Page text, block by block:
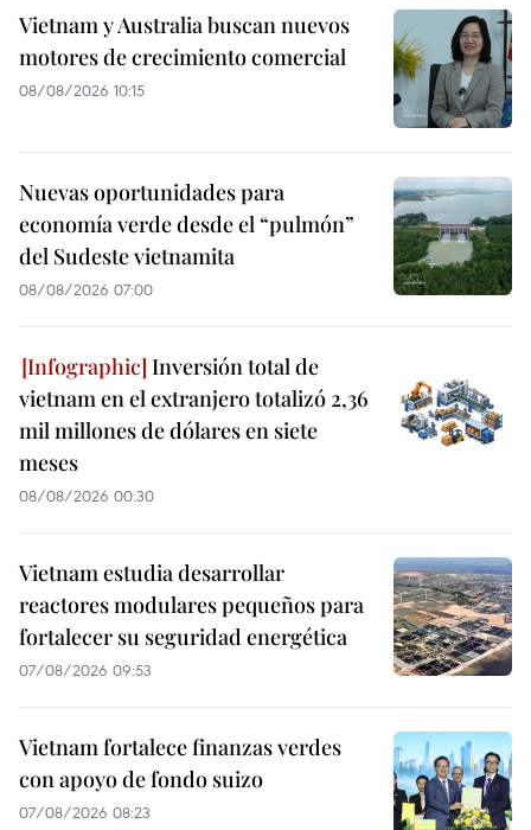
Vietnam y Australia buscan nuevos
motores de crecimiento comercial
08/08/2026 10:15
Nuevas oportunidades para
economía verde desde el “pulmón”
del Sudeste vietnamita
08/08/2026 07:00
Inversión total de
vietnam en el extranjero totalizó 2,36
mil millones de dólares en siete
meses
08/08/2026 00:30
Vietnam estudia desarrollar
reactores modulares pequeños para
fortalecer su seguridad energética
07/08/2026 09:53
Vietnam fortalece finanzas verdes
con apoyo de fondo suizo
07/08/2026 08:23